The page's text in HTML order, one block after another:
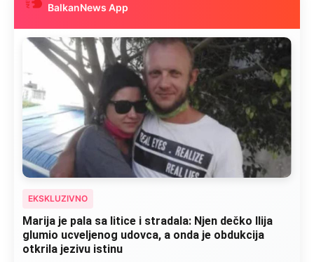
BalkanNews App
EKSKLUZIVNO
Marija je pala sa litice i stradala: Njen dečko Ilija
glumio ucveljenog udovca, a onda je obdukcija
otkrila jezivu istinu